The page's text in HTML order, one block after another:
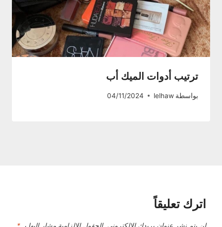
ترتيب أدوات الميك أب
بواسطة lelhaw
04/11/2024
اترك تعليقاً